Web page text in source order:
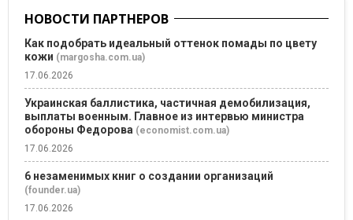
НОВОСТИ ПАРТНЕРОВ
Как подобрать идеальный оттенок помады по цвету
кожи (margosha.com.ua)
17.06.2026
Украинская баллистика, частичная демобилизация,
выплаты военным. Главное из интервью министра
обороны Федорова (economist.com.ua)
17.06.2026
6 незаменимых книг о создании организаций
(founder.ua)
17.06.2026